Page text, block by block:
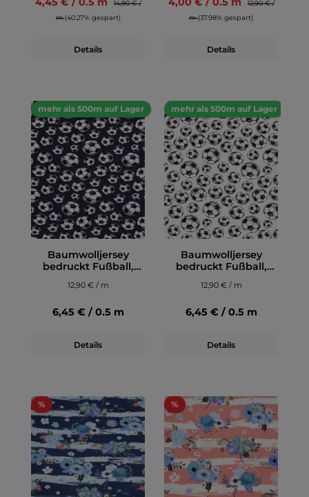
14,90 € /
m(40.27% gespart)
Details
12,90 € /
m(37.98% gespart)
Details
mehr als 500m auf Lager
Baumwolljersey
bedruckt Fußball,
dunkelblau
12,90 € / m
6,45 € / 0.5 m
Details
mehr als 500m auf Lager
Baumwolljersey
bedruckt Fußball,
weiß
12,90 € / m
6,45 € / 0.5 m
Details
% %